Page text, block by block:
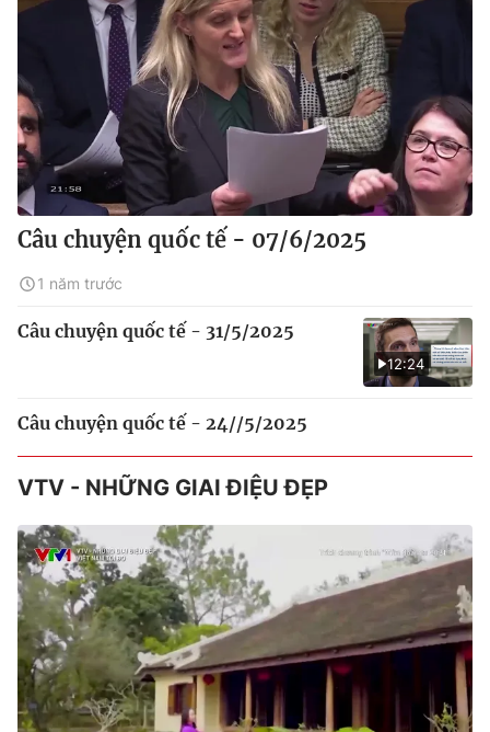
Câu chuyện quốc tế - 07/6/2025
1 năm trước
12:24
Câu chuyện quốc tế - 31/5/2025
Câu chuyện quốc tế - 24//5/2025
VTV - NHỮNG GIAI ĐIỆU ĐẸP